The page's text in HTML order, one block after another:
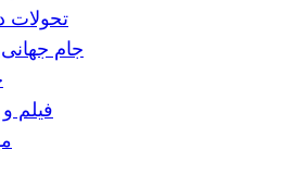
تحولات
جام جهانی
فیلم